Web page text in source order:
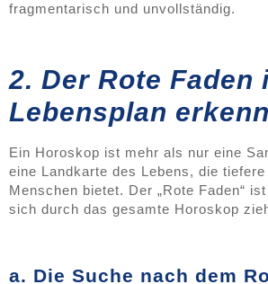
fragmentarisch und unvollständig.
2. Der Rote Faden
Lebensplan
Ein Horoskop ist mehr als nur eine
eine Landkarte des Lebens, die
Menschen bietet. Der „Rote Faden“
sich durch das gesamte Horoskop
a. Die Suche nach dem